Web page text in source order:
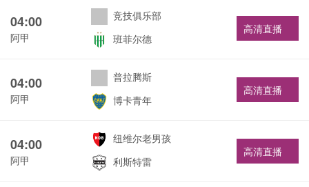
04:00
阿甲
竞技俱乐部
班菲尔德
高清直播
04:00
阿甲
普拉腾斯
博卡青年
高清直播
04:00
阿甲
纽维尔老男孩
利斯特雷
高清直播